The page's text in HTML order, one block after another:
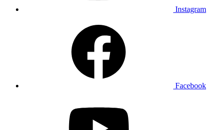
Instagram
Facebook